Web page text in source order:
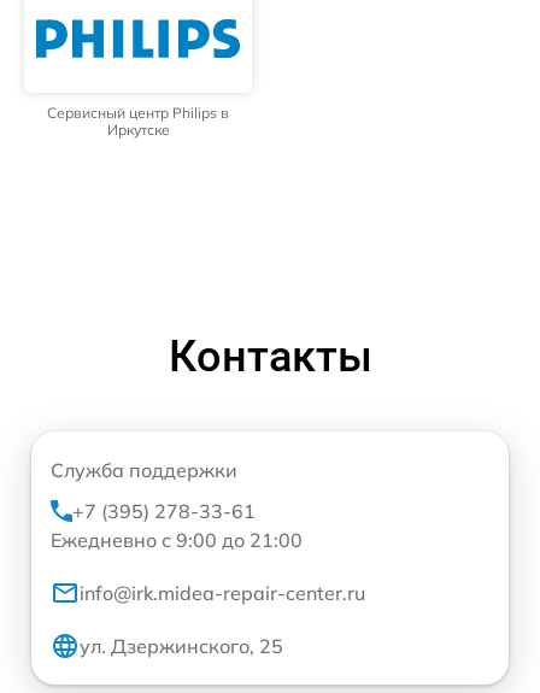
Сервисный центр Philips в
Иркутске
Контакты
Служба поддержки
+7 (395) 278-33-61
Ежедневно с 9:00 до 21:00
info@irk.midea-repair-center.ru
ул. Дзержинского, 25